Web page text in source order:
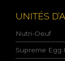
l
t
i
q
u
UNITÉS
Nutri-Oeuf
Supreme Egg